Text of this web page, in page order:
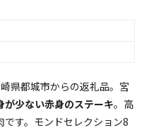
県都城市からの返礼品。宮
が少ない赤身のステーキ。高
す。モンドセレクション8